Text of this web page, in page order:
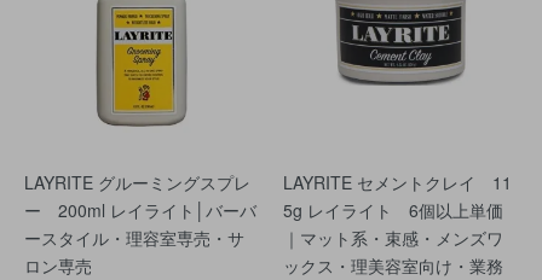
LAYRITE グルーミングスプレ
ー 200ml レイライト│バーバ
ースタイル・理容室専売・サ
ロン専売
LAYRITE セメントクレイ 11
5g レイライト 6個以上単価
｜マット系・束感・メンズワ
ックス・理美容室向け・業務